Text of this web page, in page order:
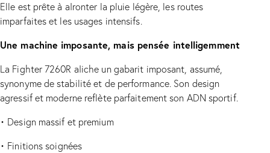
Elle est prête à aIronter la pluie légère, les routes
imparfaites et les usages intensifs.
Une machine imposante, mais pensée intelligemment
La Fighter 7260R aIiche un gabarit imposant, assumé,
synonyme de stabilité et de performance. Son design
agressif et moderne reflète parfaitement son ADN sportif.
• Design massif et premium
• Finitions soignées